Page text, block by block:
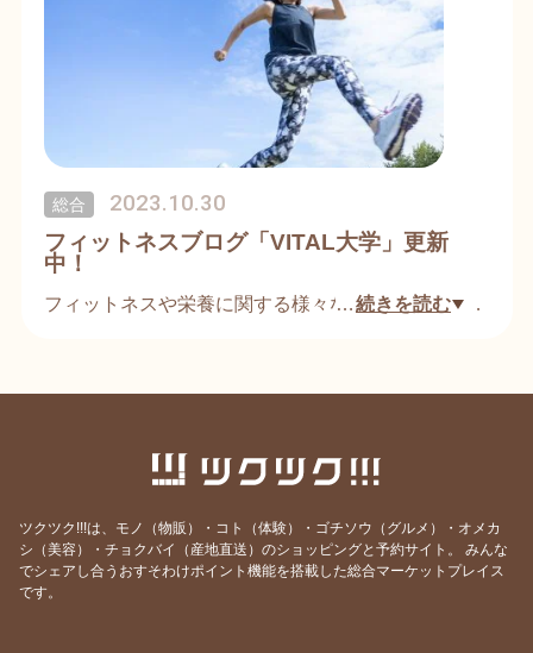
こちらも外食ではなかなか摂り辛いので果物と合わ
せてサラダに！エネルギー産生栄養素は少ないので
野菜だけにすることのないように！
③玄米納豆ご飯🍚
アミノ酸の一種・トリプトファンは大豆に多く含ま
れ、幸せホルモンのセロトニンを作る原料にもなり
総合 2023.10.30
フィットネスブログ「VITAL大学」更新
中！
フィットネスや栄養に関する様々な情報を発信する
人生を送っていただけるよう、有益な情報の発信を
https://kenta-hayashi.com/blog/
…続きを読む
ツクツク!!!は、モノ（物販）・コト（体験）・ゴチソウ（グルメ）・オメカ
シ（美容）・チョクバイ（産地直送）のショッピングと予約サイト。
みんな
でシェアし合うおすそわけポイント機能を搭載した総合マーケットプレイス
です。